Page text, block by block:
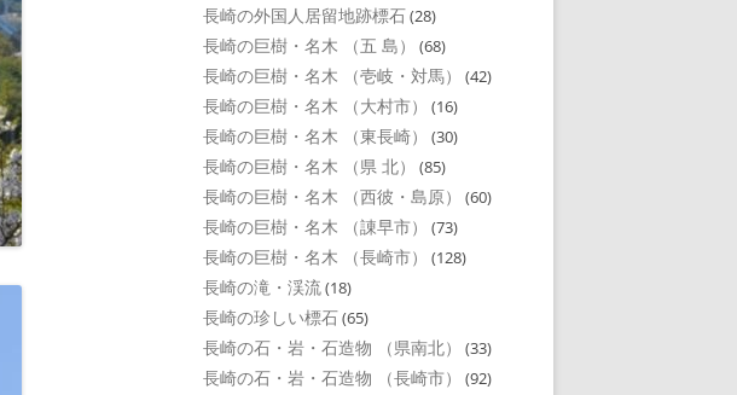
長崎の外国人居留地跡標石(28)
長崎の巨樹・名木 （五 島） (68)
長崎の巨樹・名木 （壱岐・対馬） (42)
長崎の巨樹・名木 （大村市） (16)
長崎の巨樹・名木 （東長崎） (30)
長崎の巨樹・名木 （県 北） (85)
長崎の巨樹・名木 （西彼・島原） (60)
長崎の巨樹・名木 （諌早市） (73)
長崎の巨樹・名木 （長崎市） (128)
長崎の滝・渓流(18)
長崎の珍しい標石(65)
長崎の石・岩・石造物 （県南北） (33)
長崎の石・岩・石造物 （長崎市） (92)